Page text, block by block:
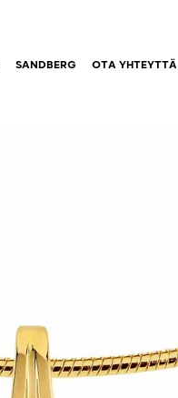
SANDBERG OTA YHTEYTTÄ